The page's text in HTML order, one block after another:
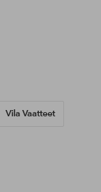
Vila Vaatteet